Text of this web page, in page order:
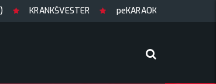
KRANKŠVESTER peKARAOKE